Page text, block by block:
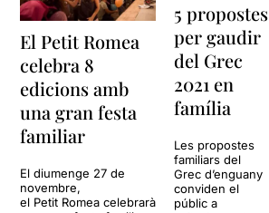
El Petit Romea
celebra 8
edicions amb
una gran festa
familiar
El diumenge 27 de
novembre,
el Petit Romea celebrarà
5 propostes
per gaudir
del Grec
2021 en
família
Les propostes
familiars del
Grec d’enguany
conviden el
públic a